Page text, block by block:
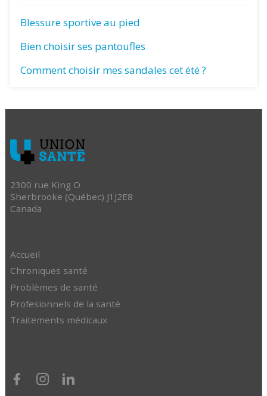
Blessure sportive au pied
Bien choisir ses pantoufles
Comment choisir mes sandales cet été ?
2300 rue King O
Sherbrooke (Québec) J1J2E8
Canada
Accueil
Chroniques santé
Problèmes de santé
Profesionnels de la santé
Traitements médicaux